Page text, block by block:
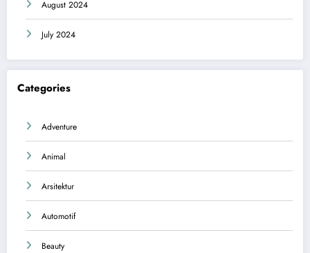
August 2024
July 2024
Categories
Adventure
Animal
Arsitektur
Automotif
Beauty